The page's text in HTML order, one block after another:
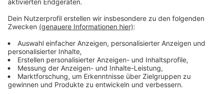
DNA des Angeklagten darauf gewesen. Der sei bei der
Polizei kein Unbekannter, er habe um die 30 Straftaten
begangen, neben kleineren Delikten auch Überfälle.
Jetzt ist er wegen schwerer räuberischer Erpressung
angeklagt. Laut Anklage schweigt er zu den
Vorwürfen.